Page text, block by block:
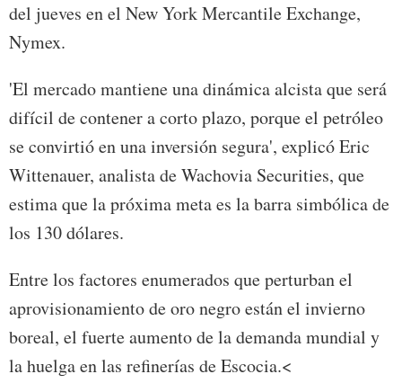
del jueves en el New York Mercantile Exchange,
Nymex.
'El mercado mantiene una dinámica alcista que será
difícil de contener a corto plazo, porque el petróleo
se convirtió en una inversión segura', explicó Eric
Wittenauer, analista de Wachovia Securities, que
estima que la próxima meta es la barra simbólica de
los 130 dólares.
Entre los factores enumerados que perturban el
aprovisionamiento de oro negro están el invierno
boreal, el fuerte aumento de la demanda mundial y
la huelga en las refinerías de Escocia.<